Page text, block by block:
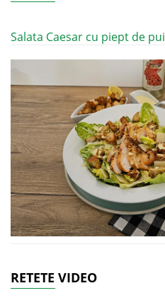
Salata Caesar cu piept de pui
RETETE VIDEO